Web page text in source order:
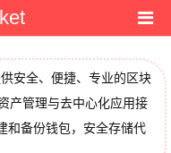
安全、便捷、专业的区块
产管理与去中心化应用接
和备份钱包，安全存储代